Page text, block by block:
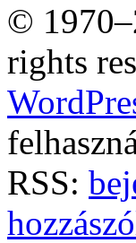
©
rights
RSS: